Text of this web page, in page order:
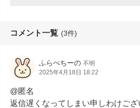
コメント一覧 (3件)
ふらぺちーの 不明
2025年4月18日 18:22
@匿名
返信遅くなってしまい申しわけござ